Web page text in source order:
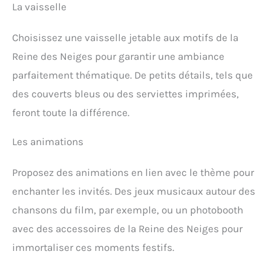
La vaisselle
Choisissez une vaisselle jetable aux motifs de la
Reine des Neiges pour garantir une ambiance
parfaitement thématique. De petits détails, tels que
des couverts bleus ou des serviettes imprimées,
feront toute la différence.
Les animations
Proposez des animations en lien avec le thème pour
enchanter les invités. Des jeux musicaux autour des
chansons du film, par exemple, ou un photobooth
avec des accessoires de la Reine des Neiges pour
immortaliser ces moments festifs.